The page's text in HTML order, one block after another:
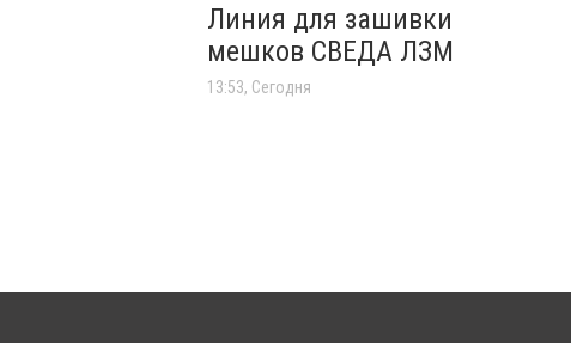
Линия для зашивки
мешков СВЕДА ЛЗМ
13:53, Сегодня